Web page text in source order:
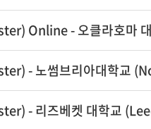
Online - 오클라호마
- 노썸브리아대학교
- 리즈베켓 대학교